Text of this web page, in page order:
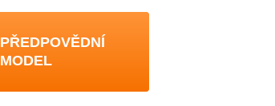
PŘEDPOVĚDNÍ
MODEL